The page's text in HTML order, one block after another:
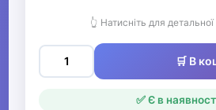
👆 Натисніть для детальної
🛒 В
✅ Є в